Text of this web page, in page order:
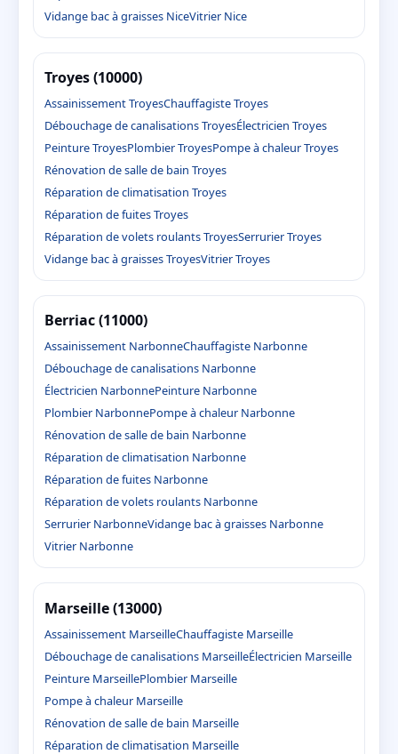
Vidange bac à graisses NiceVitrier Nice
Troyes (10000)
Assainissement TroyesChauffagiste Troyes
Débouchage de canalisations TroyesÉlectricien Troyes
Peinture TroyesPlombier TroyesPompe à chaleur Troyes
Rénovation de salle de bain Troyes
Réparation de climatisation Troyes
Réparation de fuites Troyes
Réparation de volets roulants TroyesSerrurier Troyes
Vidange bac à graisses TroyesVitrier Troyes
Berriac (11000)
Assainissement NarbonneChauffagiste Narbonne
Débouchage de canalisations Narbonne
Électricien NarbonnePeinture Narbonne
Plombier NarbonnePompe à chaleur Narbonne
Rénovation de salle de bain Narbonne
Réparation de climatisation Narbonne
Réparation de fuites Narbonne
Réparation de volets roulants Narbonne
Serrurier NarbonneVidange bac à graisses Narbonne
Vitrier Narbonne
Marseille (13000)
Assainissement MarseilleChauffagiste Marseille
Débouchage de canalisations MarseilleÉlectricien Marseille
Peinture MarseillePlombier Marseille
Pompe à chaleur Marseille
Rénovation de salle de bain Marseille
Réparation de climatisation Marseille